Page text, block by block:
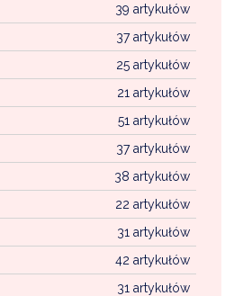
39 artykułów
37 artykułów
25 artykułów
21 artykułów
51 artykułów
37 artykułów
38 artykułów
22 artykułów
31 artykułów
42 artykułów
31 artykułów